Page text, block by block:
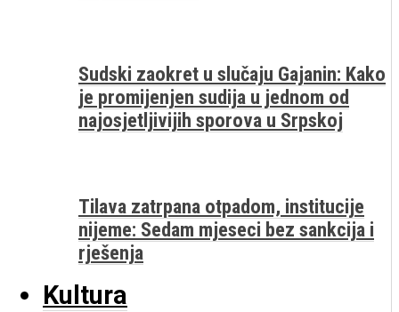
Sudski zaokret u slučaju Gajanin: Kako
je promijenjen sudija u jednom od
najosjetljivijih sporova u Srpskoj
Tilava zatrpana otpadom, institucije
nijeme: Sedam mjeseci bez sankcija i
rješenja
Kultura